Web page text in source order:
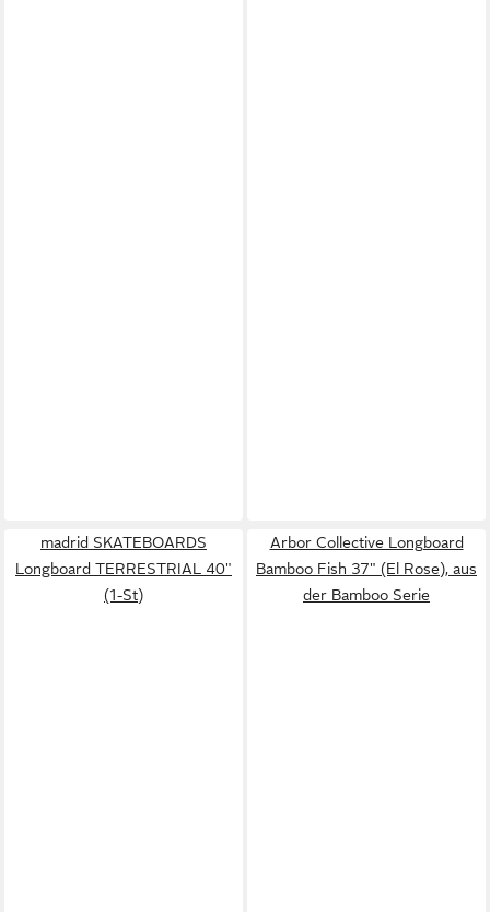
madrid SKATEBOARDS
Longboard TERRESTRIAL 40"
(1-St)
Arbor Collective Longboard
Bamboo Fish 37" (El Rose), aus
der Bamboo Serie